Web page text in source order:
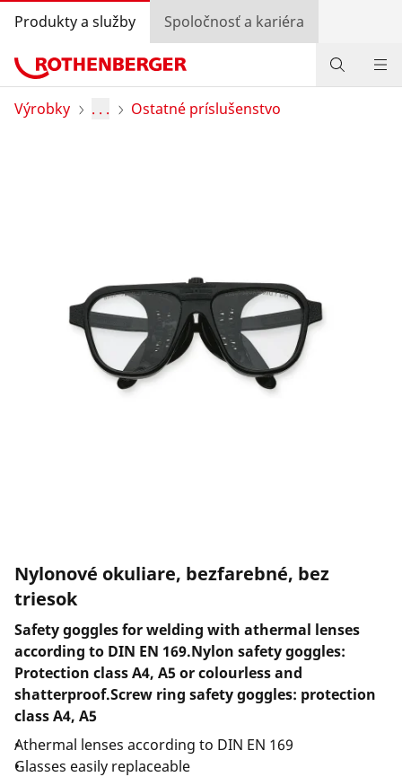
Produkty a služby Spoločnosť a kariéra
Produkty
Vyhľadávanie predajcov
Prihlásiť sa
Výber krajiny
Výrobky . . . Ostatné príslušenstvo
Nylonové okuliare, bezfarebné, bez
triesok
Safety goggles for welding with athermal lenses
according to DIN EN 169.Nylon safety goggles:
Protection class A4, A5 or colourless and
shatterproof.Screw ring safety goggles: protection
class A4, A5
Athermal lenses according to DIN EN 169
Glasses easily replaceable